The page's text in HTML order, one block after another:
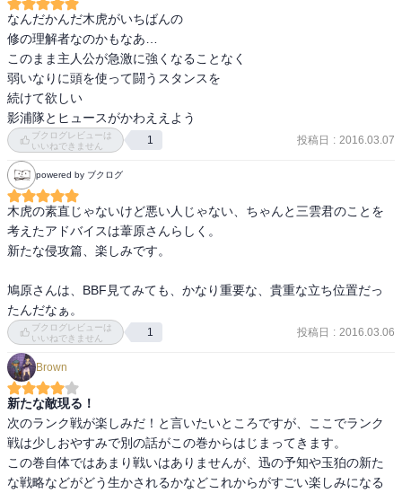
なんだかんだ木虎がいちばんの
修の理解者なのかもなあ…
このまま主人公が急激に強くなることなく
弱いなりに頭を使って闘うスタンスを
続けて欲しい
影浦隊とヒュースがかわええよう
ブクログレビューは
いいねできません
1 投稿日 : 2016.03.07
powered by ブクログ
木虎の素直じゃないけど悪い人じゃない、ちゃんと三雲君のことを
考えたアドバイスは葦原さんらしく。
新たな侵攻篇、楽しみです。
鳩原さんは、BBF見てみても、かなり重要な、貴重な立ち位置だっ
たんだなぁ。
ブクログレビューは
いいねできません
1 投稿日 : 2016.03.06
Brown
新たな敵現る！
次のランク戦が楽しみだ！と言いたいところですが、ここでランク
戦は少しおやすみで別の話がこの巻からはじまってきます。
この巻自体ではあまり戦いはありませんが、迅の予知や玉狛の新た
な戦略などがどう生かされるかなどこれからがすごい楽しみになる